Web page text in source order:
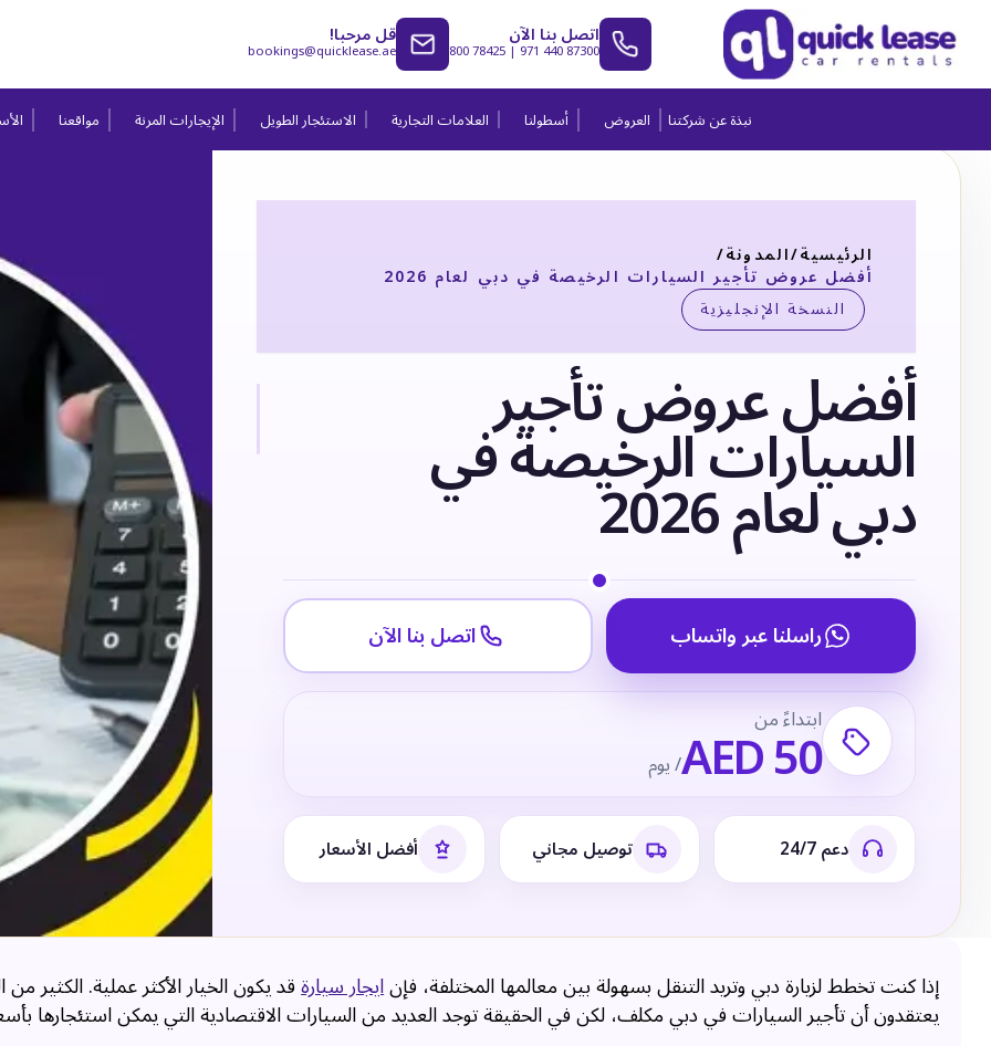
اتصل بنا الآن800 78425 |971 440 87300 قل مرحبا!
bookings@quicklease.ae
نبذة عن شركتنا العروض أسطولنا العلامات التجارية الاستئجار الطويل الإيجارات المرنة مواقعنا
الرئيسية/المدونة/
أفضل عروض تأجير السيارات الرخيصة في دبي لعام 2026
النسخة الإنجليزية
أفضل عروض تأجير
السيارات الرخيصة في
دبي لعام 2026
راسلنا عبر واتساب اتصل بنا الآن
ابتداءً من
AED 50/ يوم
دعم 24/7 توصيل مجاني أفضل الأسعار
إذا كنت تخطط لزيارة دبي وتريد التنقل بسهولة بين معالمها المختلفة، فإنايجار سيارةقد يكون الخيار الأكثر عملية. الكثير من
يعتقدون أن تأجير السيارات في دبي مكلف، لكن في الحقيقة توجد العديد من السيارات الاقتصادية التي يمكن استئجارها